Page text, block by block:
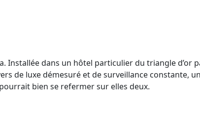
Installée dans un hôtel particulier du triangle
de luxe démesuré et de surveillance constante,
bien se refermer sur elles deux.